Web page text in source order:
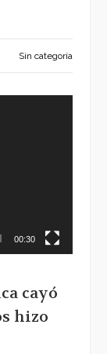
Sin categoría
00:30
cayó
hizo